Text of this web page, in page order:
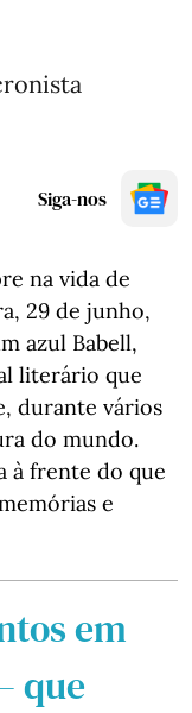
Siga-nos
na vida de
29 de junho,
azul Babell,
literário que
durante vários
do mundo.
à frente do que
e
em
que